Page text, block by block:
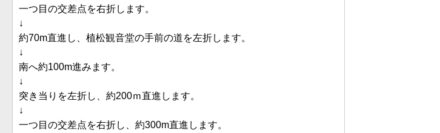
一つ目の交差点を右折します。
↓
約70m直進し、植松観音堂の手前の道を左折します。
↓
南へ約100m進みます。
↓
突き当りを左折し、約200ｍ直進します。
↓
一つ目の交差点を右折し、約300m直進します。